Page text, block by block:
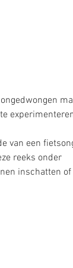
van een
reeks onder
inschatten